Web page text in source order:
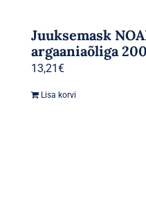
Juuksemask
argaaniaõliga
13,21€
Lisa korvi